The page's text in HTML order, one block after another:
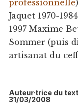
professionnelle
Jaquet 1970-
1997 Maxime
Sommer (puis
artisanat du
Auteur·trice du
31/03/2008